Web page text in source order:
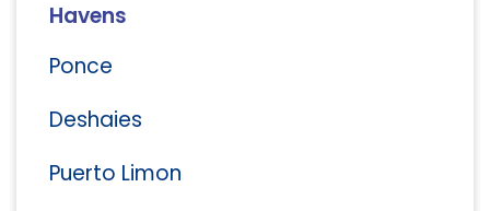
Havens
Ponce
Deshaies
Puerto Limon